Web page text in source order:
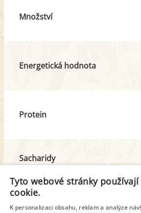
Množství
Energetická hodnota
Protein
Sacharidy
Tuk
Tyto webové stránky
cookie.
K personalizaci obsahu, reklam a analýze